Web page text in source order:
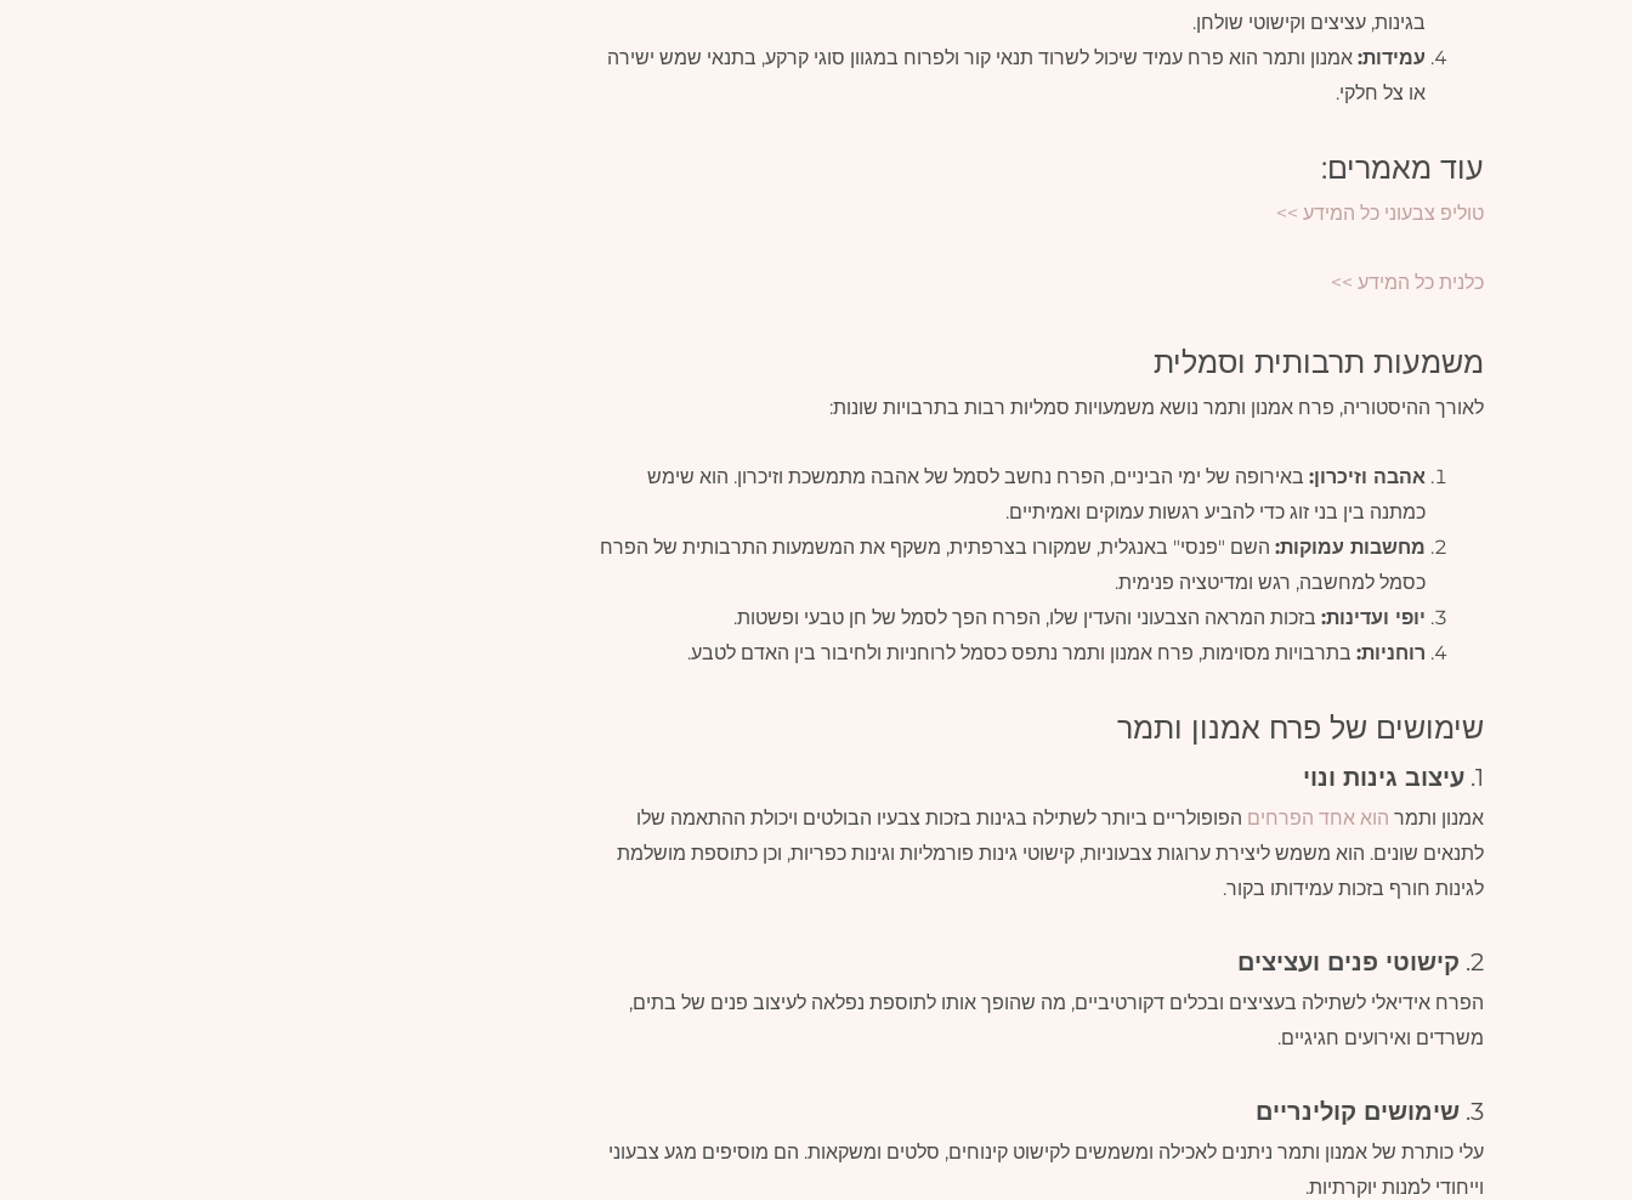
בגינות, עציצים וקישוטי שולחן.
עמידות: אמנון ותמר הוא פרח עמיד שיכול לשרוד תנאי קור ולפרוח במגוון סוגי קרקע, בתנאי שמש ישירה
או צל חלקי.
עוד מאמרים:
טוליפ צבעוני כל המידע >>
כלנית כל המידע >>
משמעות תרבותית וסמלית
לאורך ההיסטוריה, פרח אמנון ותמר נושא משמעויות סמליות רבות בתרבויות שונות:
אהבה וזיכרון: באירופה של ימי הביניים, הפרח נחשב לסמל של אהבה מתמשכת וזיכרון. הוא שימש
כמתנה בין בני זוג כדי להביע רגשות עמוקים ואמיתיים.
מחשבות עמוקות: השם "פנסי" באנגלית, שמקורו בצרפתית, משקף את המשמעות התרבותית של הפרח
כסמל למחשבה, רגש ומדיטציה פנימית.
יופי ועדינות: בזכות המראה הצבעוני והעדין שלו, הפרח הפך לסמל של חן טבעי ופשטות.
רוחניות: בתרבויות מסוימות, פרח אמנון ותמר נתפס כסמל לרוחניות ולחיבור בין האדם לטבע.
שימושים של פרח אמנון ותמר
1. עיצוב גינות ונוי
אמנון ותמר הוא אחד הפרחים הפופולריים ביותר לשתילה בגינות בזכות צבעיו הבולטים ויכולת ההתאמה שלו
לתנאים שונים. הוא משמש ליצירת ערוגות צבעוניות, קישוטי גינות פורמליות וגינות כפריות, וכן כתוספת מושלמת
לגינות חורף בזכות עמידותו בקור.
2. קישוטי פנים ועציצים
הפרח אידיאלי לשתילה בעציצים ובכלים דקורטיביים, מה שהופך אותו לתוספת נפלאה לעיצוב פנים של בתים,
משרדים ואירועים חגיגיים.
3. שימושים קולינריים
עלי כותרת של אמנון ותמר ניתנים לאכילה ומשמשים לקישוט קינוחים, סלטים ומשקאות. הם מוסיפים מגע צבעוני
וייחודי למנות יוקרתיות.